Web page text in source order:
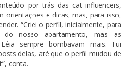
por trás das cat influencers,
orientações e dicas, mas, para isso,
“Criei o perfil, inicialmente, para
do nosso apartamento, mas as
sempre bombavam mais. Fui
delas, até que o perfil mudou de
conta.